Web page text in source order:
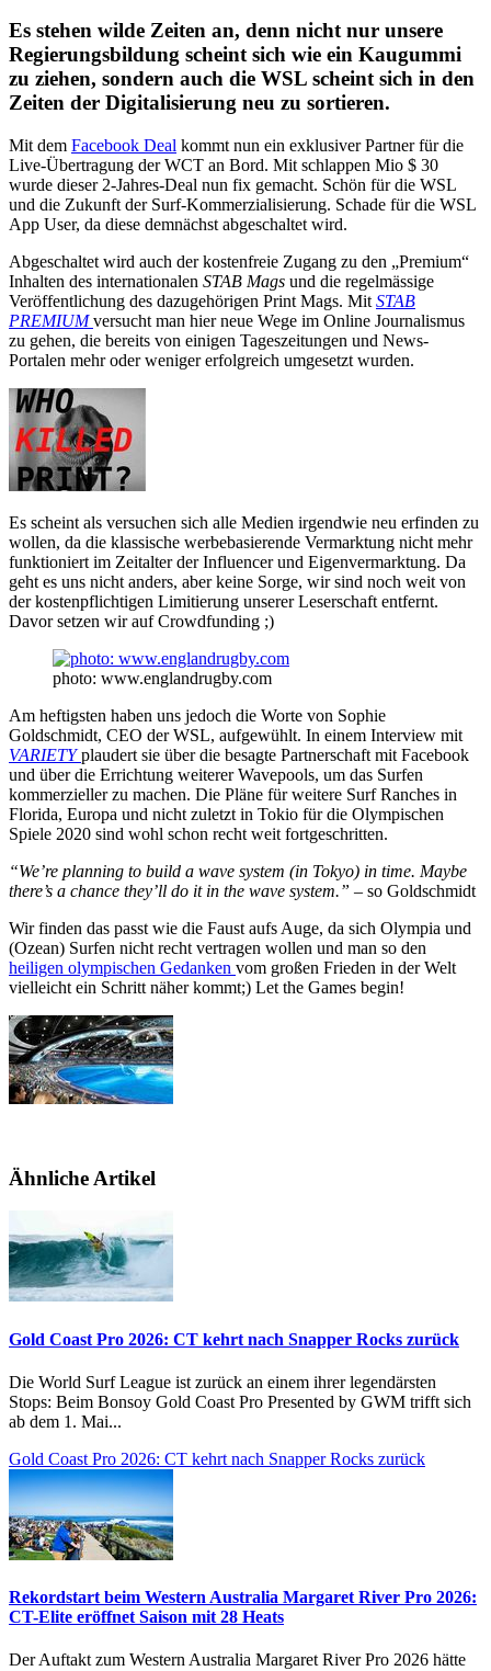
Es stehen wilde Zeiten an, denn nicht nur unsere
Regierungsbildung scheint sich wie ein Kaugummi
zu ziehen, sondern auch die WSL scheint sich in den
Zeiten der Digitalisierung neu zu sortieren.
Mit dem Facebook Deal kommt nun ein exklusiver Partner für die
Live-Übertragung der WCT an Bord. Mit schlappen Mio $ 30
wurde dieser 2-Jahres-Deal nun fix gemacht. Schön für die WSL
und die Zukunft der Surf-Kommerzialisierung. Schade für die WSL
App User, da diese demnächst abgeschaltet wird.
Abgeschaltet wird auch der kostenfreie Zugang zu den „Premium“
Inhalten des internationalen STAB Mags und die regelmässige
Veröffentlichung des dazugehörigen Print Mags. Mit STAB
PREMIUMversucht man hier neue Wege im Online Journalismus
zu gehen, die bereits von einigen Tageszeitungen und News-
Portalen mehr oder weniger erfolgreich umgesetzt wurden.
Es scheint als versuchen sich alle Medien irgendwie neu erfinden zu
wollen, da die klassische werbebasierende Vermarktung nicht mehr
funktioniert im Zeitalter der Influencer und Eigenvermarktung. Da
geht es uns nicht anders, aber keine Sorge, wir sind noch weit von
der kostenpflichtigen Limitierung unserer Leserschaft entfernt.
Davor setzen wir auf Crowdfunding ;)
photo: www.englandrugby.com
Am heftigsten haben uns jedoch die Worte von Sophie
Goldschmidt, CEO der WSL, aufgewühlt. In einem Interview mit
VARIETY plaudert sie über die besagte Partnerschaft mit Facebook
und über die Errichtung weiterer Wavepools, um das Surfen
kommerzieller zu machen. Die Pläne für weitere Surf Ranches in
Florida, Europa und nicht zuletzt in Tokio für die Olympischen
Spiele 2020 sind wohl schon recht weit fortgeschritten.
“We’re planning to build a wave system (in Tokyo) in time. Maybe
there’s a chance they’ll do it in the wave system.” – so Goldschmidt
Wir finden das passt wie die Faust aufs Auge, da sich Olympia und
(Ozean) Surfen nicht recht vertragen wollen und man so den
heiligen olympischen Gedanken vom großen Frieden in der Welt
vielleicht ein Schritt näher kommt;) Let the Games begin!
Ähnliche Artikel
Gold Coast Pro 2026: CT kehrt nach Snapper Rocks zurück
Die World Surf League ist zurück an einem ihrer legendärsten
Stops: Beim Bonsoy Gold Coast Pro Presented by GWM trifft sich
ab dem 1. Mai...
Gold Coast Pro 2026: CT kehrt nach Snapper Rocks zurück
Rekordstart beim Western Australia Margaret River Pro 2026:
CT-Elite eröffnet Saison mit 28 Heats
Der Auftakt zum Western Australia Margaret River Pro 2026 hätte